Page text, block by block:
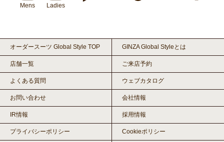
Mens Ladies
オーダースーツ Global Style TOP GINZA Global Styleとは
店舗一覧 ご来店予約
よくある質問 ウェブカタログ
お問い合わせ 会社情報
IR情報 採用情報
プライバシーポリシー Cookieポリシー